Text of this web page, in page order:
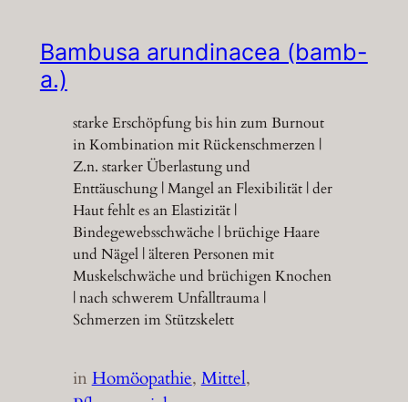
Bambusa arundinacea (bamb-
a.)
starke Erschöpfung bis hin zum Burnout
in Kombination mit Rückenschmerzen |
Z.n. starker Überlastung und
Enttäuschung | Mangel an Flexibilität | der
Haut fehlt es an Elastizität |
Bindegewebsschwäche | brüchige Haare
und Nägel | älteren Personen mit
Muskelschwäche und brüchigen Knochen
| nach schwerem Unfalltrauma |
Schmerzen im Stützskelett
inHomöopathie, Mittel